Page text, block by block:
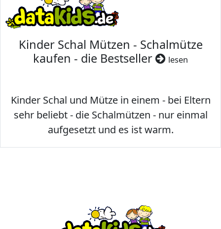
Kinder Schal Mützen - Schalmütze
kaufen - die Bestseller
lesen
Kinder Schal und Mütze in einem - bei Eltern
sehr beliebt - die Schalmützen - nur einmal
aufgesetzt und es ist warm.